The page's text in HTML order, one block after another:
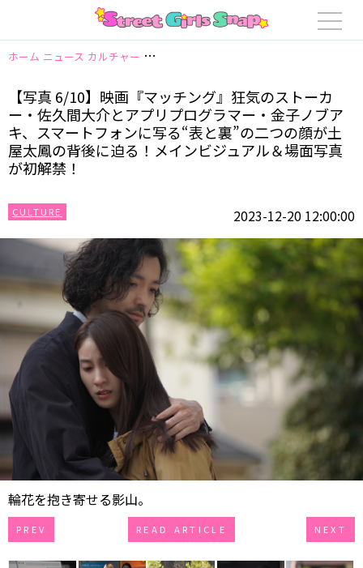
ホーム ニュース カルチャー 【写真 6/10】映画『マッチング』狂気のス
【写真 6/10】映画『マッチング』狂気のストーカ
ー・佐久間大介とアプリプログラマー・金子ノブア
キ、スマートフォンに写る“表と裏”の二つの顔が土
屋太鳳の背後に迫る！メインビジュアル＆場面写真
が初解禁！
CULTURE 2023-12-20 12:00:00
輪花を抱き寄せる影山。
PREV READ ARTICLE NEXT